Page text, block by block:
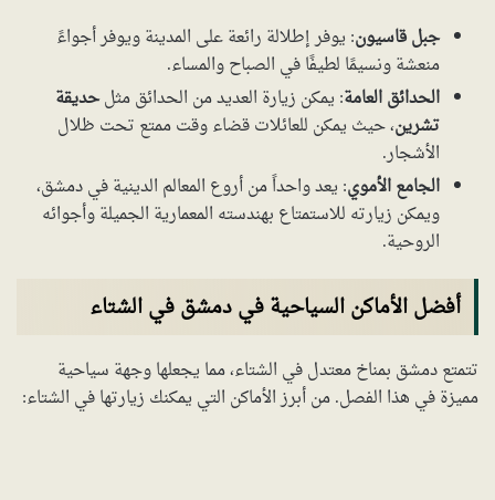
جبل قاسيون: يوفر إطلالة رائعة على المدينة ويوفر أجواءً
منعشة ونسيمًا لطيفًا في الصباح والمساء.
الحدائق العامة: يمكن زيارة العديد من الحدائق مثلحديقة
تشرين، حيث يمكن للعائلات قضاء وقت ممتع تحت ظلال
الأشجار.
الجامع الأموي: يعد واحداً من أروع المعالم الدينية في دمشق،
ويمكن زيارته للاستمتاع بهندسته المعمارية الجميلة وأجوائه
الروحية.
أفضل الأماكن السياحية في دمشق في الشتاء
تتمتع دمشق بمناخ معتدل في الشتاء، مما يجعلها وجهة سياحية
مميزة في هذا الفصل. من أبرز الأماكن التي يمكنك زيارتها في الشتاء: